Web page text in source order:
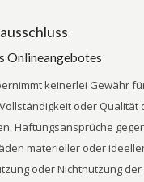
Onlineangebotes
keinerlei Gewähr
oder Qualität
Haftungsansprüche
materieller oder
oder Nichtnutzung